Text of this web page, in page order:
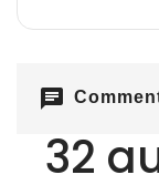
chat
32